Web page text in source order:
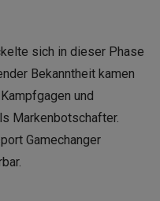
sich in dieser Phase
Bekanntheit kamen
und
Markenbotschafter.
Gamechanger